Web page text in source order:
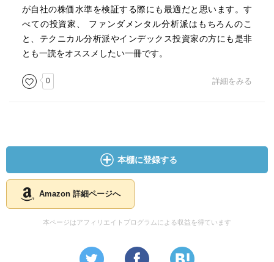
が自社の株価水準を検証する際にも最適だと思います。す
べての投資家、 ファンダメンタル分析派はもちろんのこ
と、テクニカル分析派やインデックス投資家の方にも是非
とも一読をオススメしたい一冊です。
0 詳細をみる
本棚に登録する
Amazon 詳細ページへ
本ページはアフィリエイトプログラムによる収益を得ています